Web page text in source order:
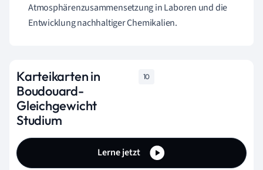
Atmosphärenzusammensetzung in Laboren und die
Entwicklung nachhaltiger Chemikalien.
Karteikarten in
Boudouard-
Gleichgewicht
Studium
10
Lerne jetzt